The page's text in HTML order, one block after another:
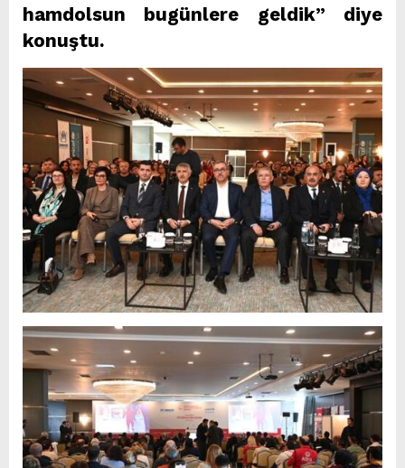
hamdolsun bugünlere geldik” diye
konuştu.